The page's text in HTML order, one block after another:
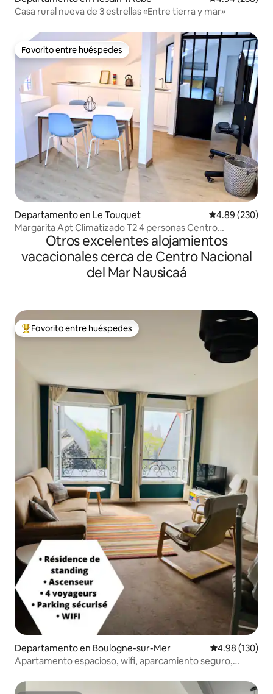
Casa rural nueva de 3 estrellas «Entre tierra y mar»
Favorito entre huéspedes
Favorito entre huéspedes
Departamento en Le Touquet Calificación
4.89 (230)
Margarita Apt Climatizado T2 4 personas Centro
aparcamientoOtros excelentes alojamientos
vacacionales cerca de Centro Nacional
del Mar Nausicaá
De los mejores en Favorito entre huéspedes
Favorito entre huéspedes
Departamento en Boulogne-sur-Mer Calificación
4.98 (130)
Apartamento espacioso, wifi, aparcamiento seguro,